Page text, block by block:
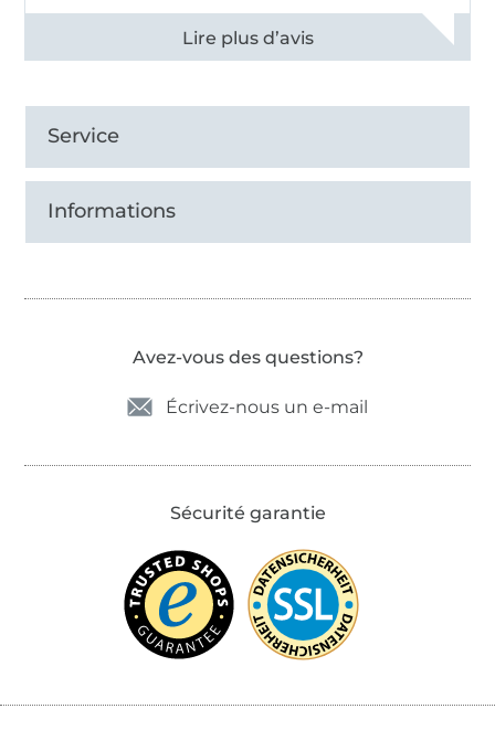
Voir tous les 11497 commentaires
Service
Informations
Avez-vous des questions?
Écrivez-nous un e-mail
Sécurité garantie